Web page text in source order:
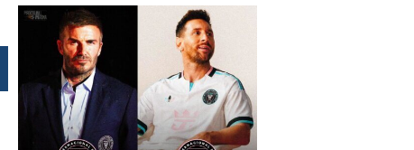
Italijos Serie A
G. Bremeris paneigė gandus
„Man City“ artėja link